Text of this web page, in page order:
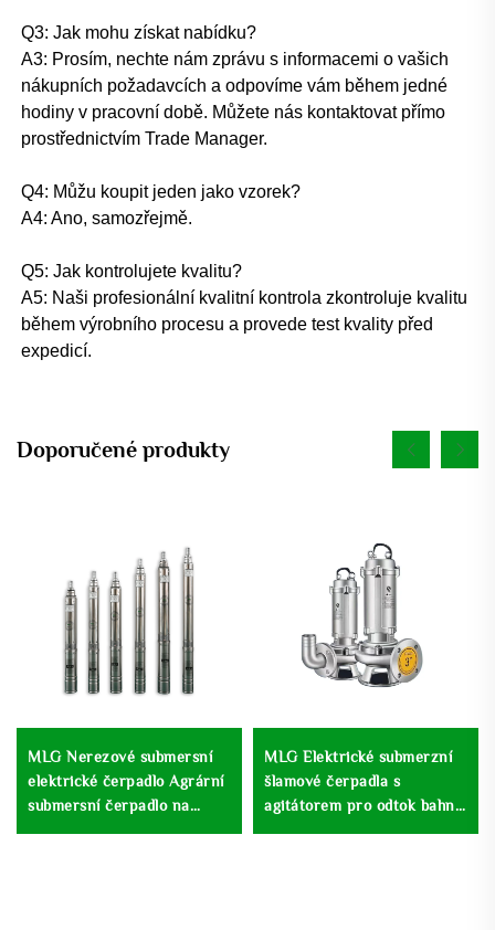
Q3: Jak mohu získat nabídku?
A3: Prosím, nechte nám zprávu s informacemi o vašich
nákupních požadavcích a odpovíme vám během jedné
hodiny v pracovní době. Můžete nás kontaktovat přímo
prostřednictvím Trade Manager.
Q4: Můžu koupit jeden jako vzorek?
A4: Ano, samozřejmě.
Q5: Jak kontrolujete kvalitu?
A5: Naši profesionální kvalitní kontrola zkontroluje kvalitu
během výrobního procesu a provede test kvality před
expedicí.
Doporučené produkty
MLG Nerezové submersní
elektrické čerpadlo Agrární
submersní čerpadlo na
zavlažování hlubinné studny
MLG Elektrické submerzní
šlamové čerpadla s
agitátorem pro odtok bahna
a destilaci vody